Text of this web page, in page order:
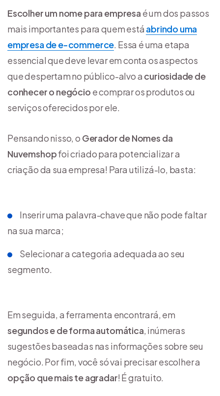
Escolher um nome para empresa é um dos passos
mais importantes para quem está abrindo uma
empresa de e-commerce. Essa é uma etapa
essencial que deve levar em conta os aspectos
que despertam no público-alvo a curiosidade de
conhecer o negócio e comprar os produtos ou
serviços oferecidos por ele.
Pensando nisso, o Gerador de Nomes da
Nuvemshopfoi criado para potencializar a
criação da sua empresa! Para utilizá-lo, basta:
Inserir uma palavra-chave que não pode faltar
na sua marca;
Selecionar a categoria adequada ao seu
segmento.
Em seguida, a ferramenta encontrará, em
segundos e de forma automática, inúmeras
sugestões baseadas nas informações sobre seu
negócio. Por fim, você só vai precisar escolher a
opção que mais te agradar! É gratuito.